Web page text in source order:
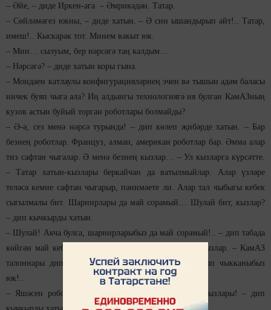
– Әйе, – диде Иркен-ага. – Әмрикәдән. Татар.
– Сөйләмәгез юкны, – диде хатын. – Ә син ышандырып әйт!.. Татар,
имеш!.. Кыскарак тот. Минем вакыт юк.
– Мин… сылуым, бер нәрсәгә таң калдым…
– Нәрсәгә? – диде хатын коры гына.
– Мондаен катлаулы конфигурацияләрнең эчен вә тышын адәм баласы
ничек буяп чыга ала? Иң алдынгы технологиягә ия булган КамАЗның
кузов астын буйый торган роботлары болмайды?
– Ә-ә, сез менә нәрсә турында! – дип көлеп җибәрде хатын. – Бар
безнең роботлар. Француз, алман, американ роботлар бар. Әмма алар
тиз сафтан чыгалар. Ә менә безнең кызлар… – Ул кызларга күрсәтте.
– Татар хатын-кызлары беркайчан да ватылмыйлар. Алар үзләре
теләсә кемне сафтан чыгарыр, пәнимәете ли. Алар тал чыбыгы кебек
сыгылмалы бит. Шарнирлары да май сорамый… Шулай бит, кызлар?
– дип кычкырды хатын.
– Шулай! Акча булса, шарнирларыбыз да май сорамый!.. – дип табада
көйгән май кебек чажлап бер тавыштан кабатлады кызлар. – КамАЗ
талоннары дип бирегә эшкә кергәниек, шуннан алып чыкканыбыз
юк!..
– Яшәсен роботлардан да түземлерәк татар хатын-кызлары! – дип